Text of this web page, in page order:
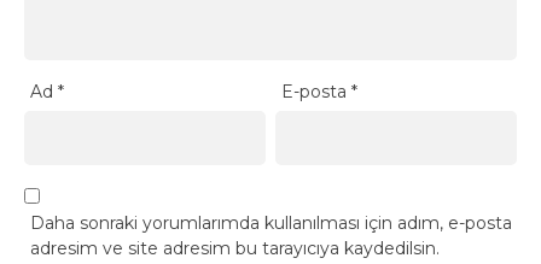
Ad * E-posta*
Daha sonraki yorumlarımda kullanılması için adım, e-posta
adresim ve site adresim bu tarayıcıya kaydedilsin.